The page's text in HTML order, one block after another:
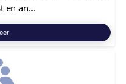
en an...